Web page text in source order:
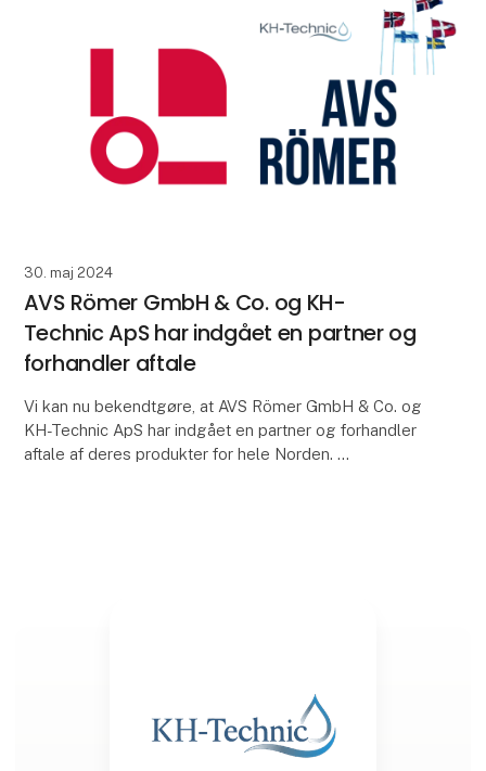
30. maj 2024
AVS Römer GmbH & Co. og KH-
Technic ApS har indgået en partner og
forhandler aftale
Vi kan nu bekendtgøre, at AVS Römer GmbH & Co. og
KH-Technic ApS har indgået en partner og forhandler
aftale af deres produkter for hele Norden.